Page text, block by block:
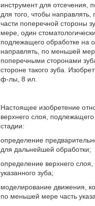
инструмент для
для того, чтобы
части поперечной стороны
мере, один
подлежащего обработке на
направлять, по меньшей
поперечными сторонами
стороне такого зуба.
ф-лы, 8 ил.
Настоящее изобретение
верхнего слоя,
стадии:
определение
для дальнейшей обработки;
определение верхнего
указанного зуба;
моделирование движения,
по меньшей мере часть